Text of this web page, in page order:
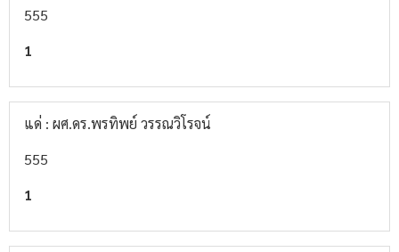
555
1
แด่ : ผศ.ดร.พรทิพย์ วรรณวิโรจน์
555
1